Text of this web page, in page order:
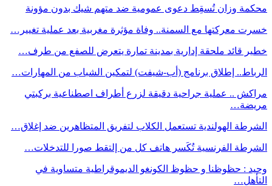
محكمة وزان تُسقِط دعوى عمومية ضد متهم شيك بدون مؤونة
خسرت معركتها مع السمنة.. وفاة مؤثرة مغربية بعد عملية تغيير…
خطير قائد ملحقة إدارية بمدينة تمارة يتعرض للصفع من طرف…
الرباط.. إطلاق برنامج (أب-شيفت) لتمكين الشباب من المهارات…
مراكش .. عملية جراحية دقيقة لزرع أطراف اصطناعية بركبتي
مريضة…
الشرطة الهولندية تستعمل الكلاب لتفريق المتظاهرين ضد إغلاق…
الشرطة الفرنسية تُكَسر هاتف كل من إلتقط صورا للتدخلات…
وحيد : حظوظنا و حظوظ الكونغو الديموقراطية متساوية في
التأهل…